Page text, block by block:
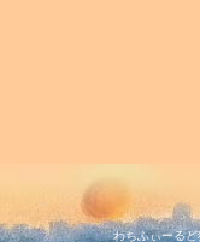
わちふぃーる